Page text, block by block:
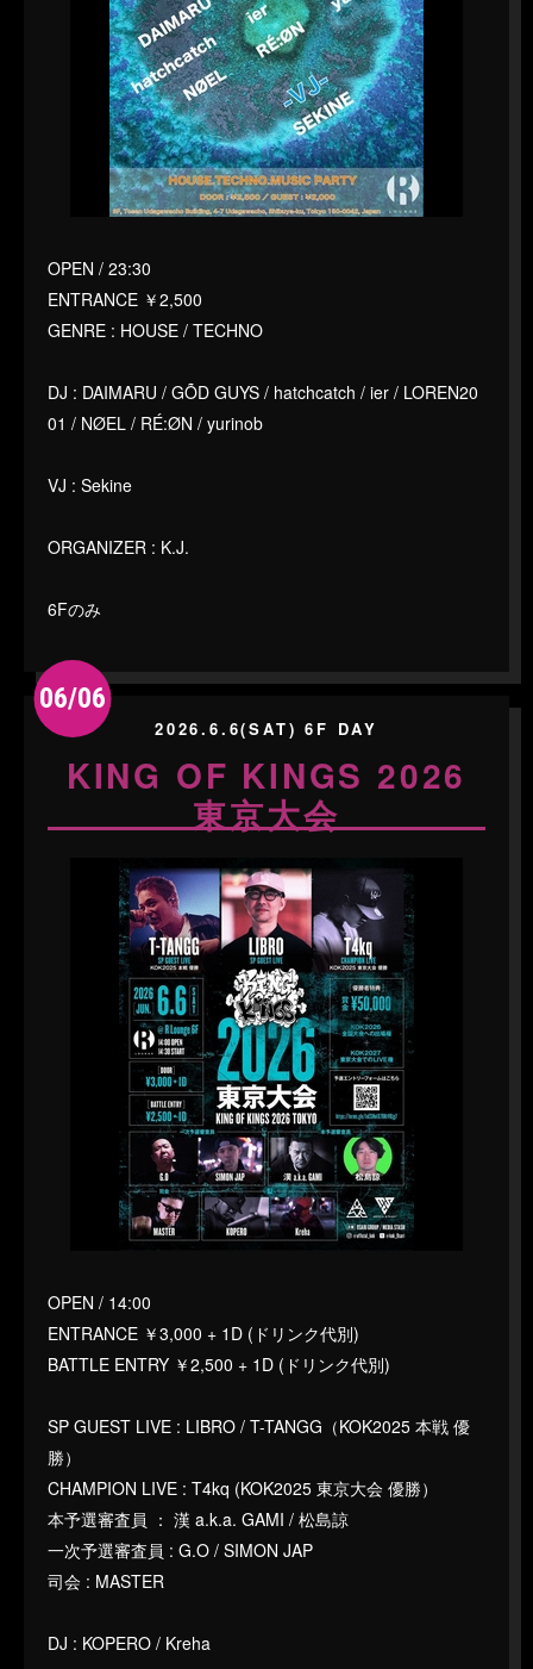
OPEN / 23:30
ENTRANCE ￥2,500
GENRE : HOUSE / TECHNO
DJ : DAIMARU / GÕD GUYS / hatchcatch / ier / LOREN20
01 / NØEL / RÉ:ØN / yurinob
VJ : Sekine
ORGANIZER : K.J.
6Fのみ
06/06
2026.6.6(SAT) 6F DAY
KING OF KINGS 2026
東京大会
OPEN / 14:00
ENTRANCE ￥3,000 + 1D (ドリンク代別)
BATTLE ENTRY ￥2,500 + 1D (ドリンク代別)
SP GUEST LIVE : LIBRO / T-TANGG（KOK2025 本戦 優
勝）
CHAMPION LIVE : T4kq (KOK2025 東京大会 優勝）
本予選審査員 ： 漢 a.k.a. GAMI / 松島諒
一次予選審査員 : G.O / SIMON JAP
司会 : MASTER
DJ : KOPERO / Kreha